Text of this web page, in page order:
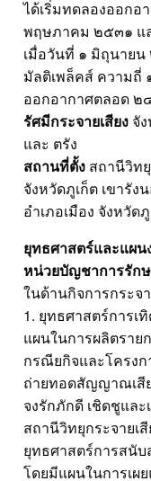
ได้เริ่มทดลองออกอ
พฤษภาคม ๒๕๓๑ แล
เมื่อวันที่ ๑ มิถุนายน
มัลติเพล็คส์ ความถี่
ออกอากาศตลอด ๒
รัศมีกระจายเสียง จั
และ ตรัง
สถานที่ตั้ง สถานีวิท
จังหวัดภูเก็ต เขารั
อำเภอเมือง จังหวัด
ยุทธศาสตร์และแผน
หน่วยบัญชาการรัก
ในด้านกิจการกระจ
1. ยุทธศาสตร์การ
แผนในการผลิตราย
กรณียกิจและโครงก
ถ่ายทอดสัญญาณเสี
จงรักภักดี เชิดชูแล
สถานีวิทยุกระจายเ
ยุทธศาสตร์การสนั
โดยมีแผนในการเผ